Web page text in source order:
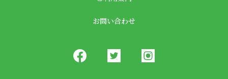
お問い合わせ